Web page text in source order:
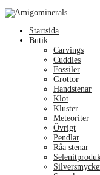
Menu
Startsida
Butik
Carvings
Cuddles
Fossiler
Grottor
Handstenar
Klot
Kluster
Meteoriter
Övrigt
Pendlar
Råa stenar